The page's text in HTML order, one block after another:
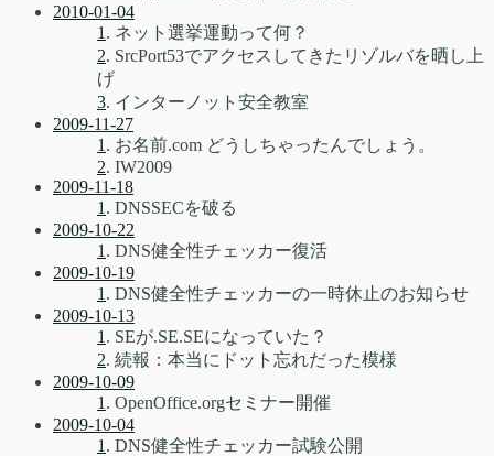
2010-01-04
1 . ネット選挙運動って何？
2. SrcPort53でアクセスしてきたリゾルバを晒し上
げ
3. インターノット安全教室
2009-11-27
1 . お名前.com どうしちゃったんでしょう。
2. IW2009
2009-11-18
1 . DNSSECを破る
2009-10-22
1 . DNS健全性チェッカー復活
2009-10-19
1 . DNS健全性チェッカーの一時休止のお知らせ
2009-10-13
1 . SEが.SE.SEになっていた？
2. 続報：本当にドット忘れだった模様
2009-10-09
1 . OpenOffice.orgセミナー開催
2009-10-04
1 . DNS健全性チェッカー試験公開